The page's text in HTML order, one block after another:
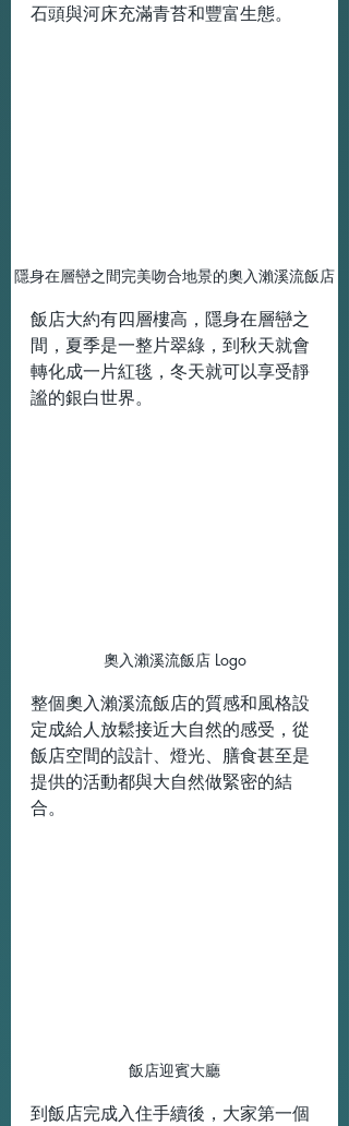
石頭與河床充滿青苔和豐富生態。
隱身在層巒之間完美吻合地景的奧入瀨溪流飯店
飯店大約有四層樓高，隱身在層巒之
間，夏季是一整片翠綠，到秋天就會
轉化成一片紅毯，冬天就可以享受靜
謐的銀白世界。
奧入瀨溪流飯店 Logo
整個奧入瀨溪流飯店的質感和風格設
定成給人放鬆接近大自然的感受，從
飯店空間的設計、燈光、膳食甚至是
提供的活動都與大自然做緊密的結
合。
飯店迎賓大廳
到飯店完成入住手續後，大家第一個